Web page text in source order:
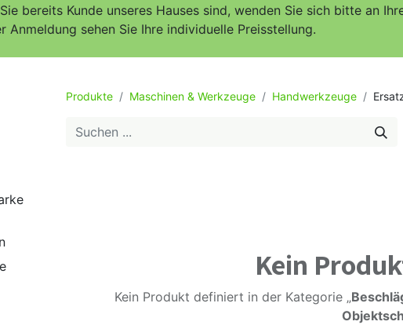
bereits Kunde unseres Hauses sind, wenden Sie sich bitte an
Anmeldung sehen Sie Ihre individuelle Preisstellung.
Produkte Maschinen & Werkzeuge Handwerkzeuge
Kein
Kein Produkt definiert in der Kategorie „